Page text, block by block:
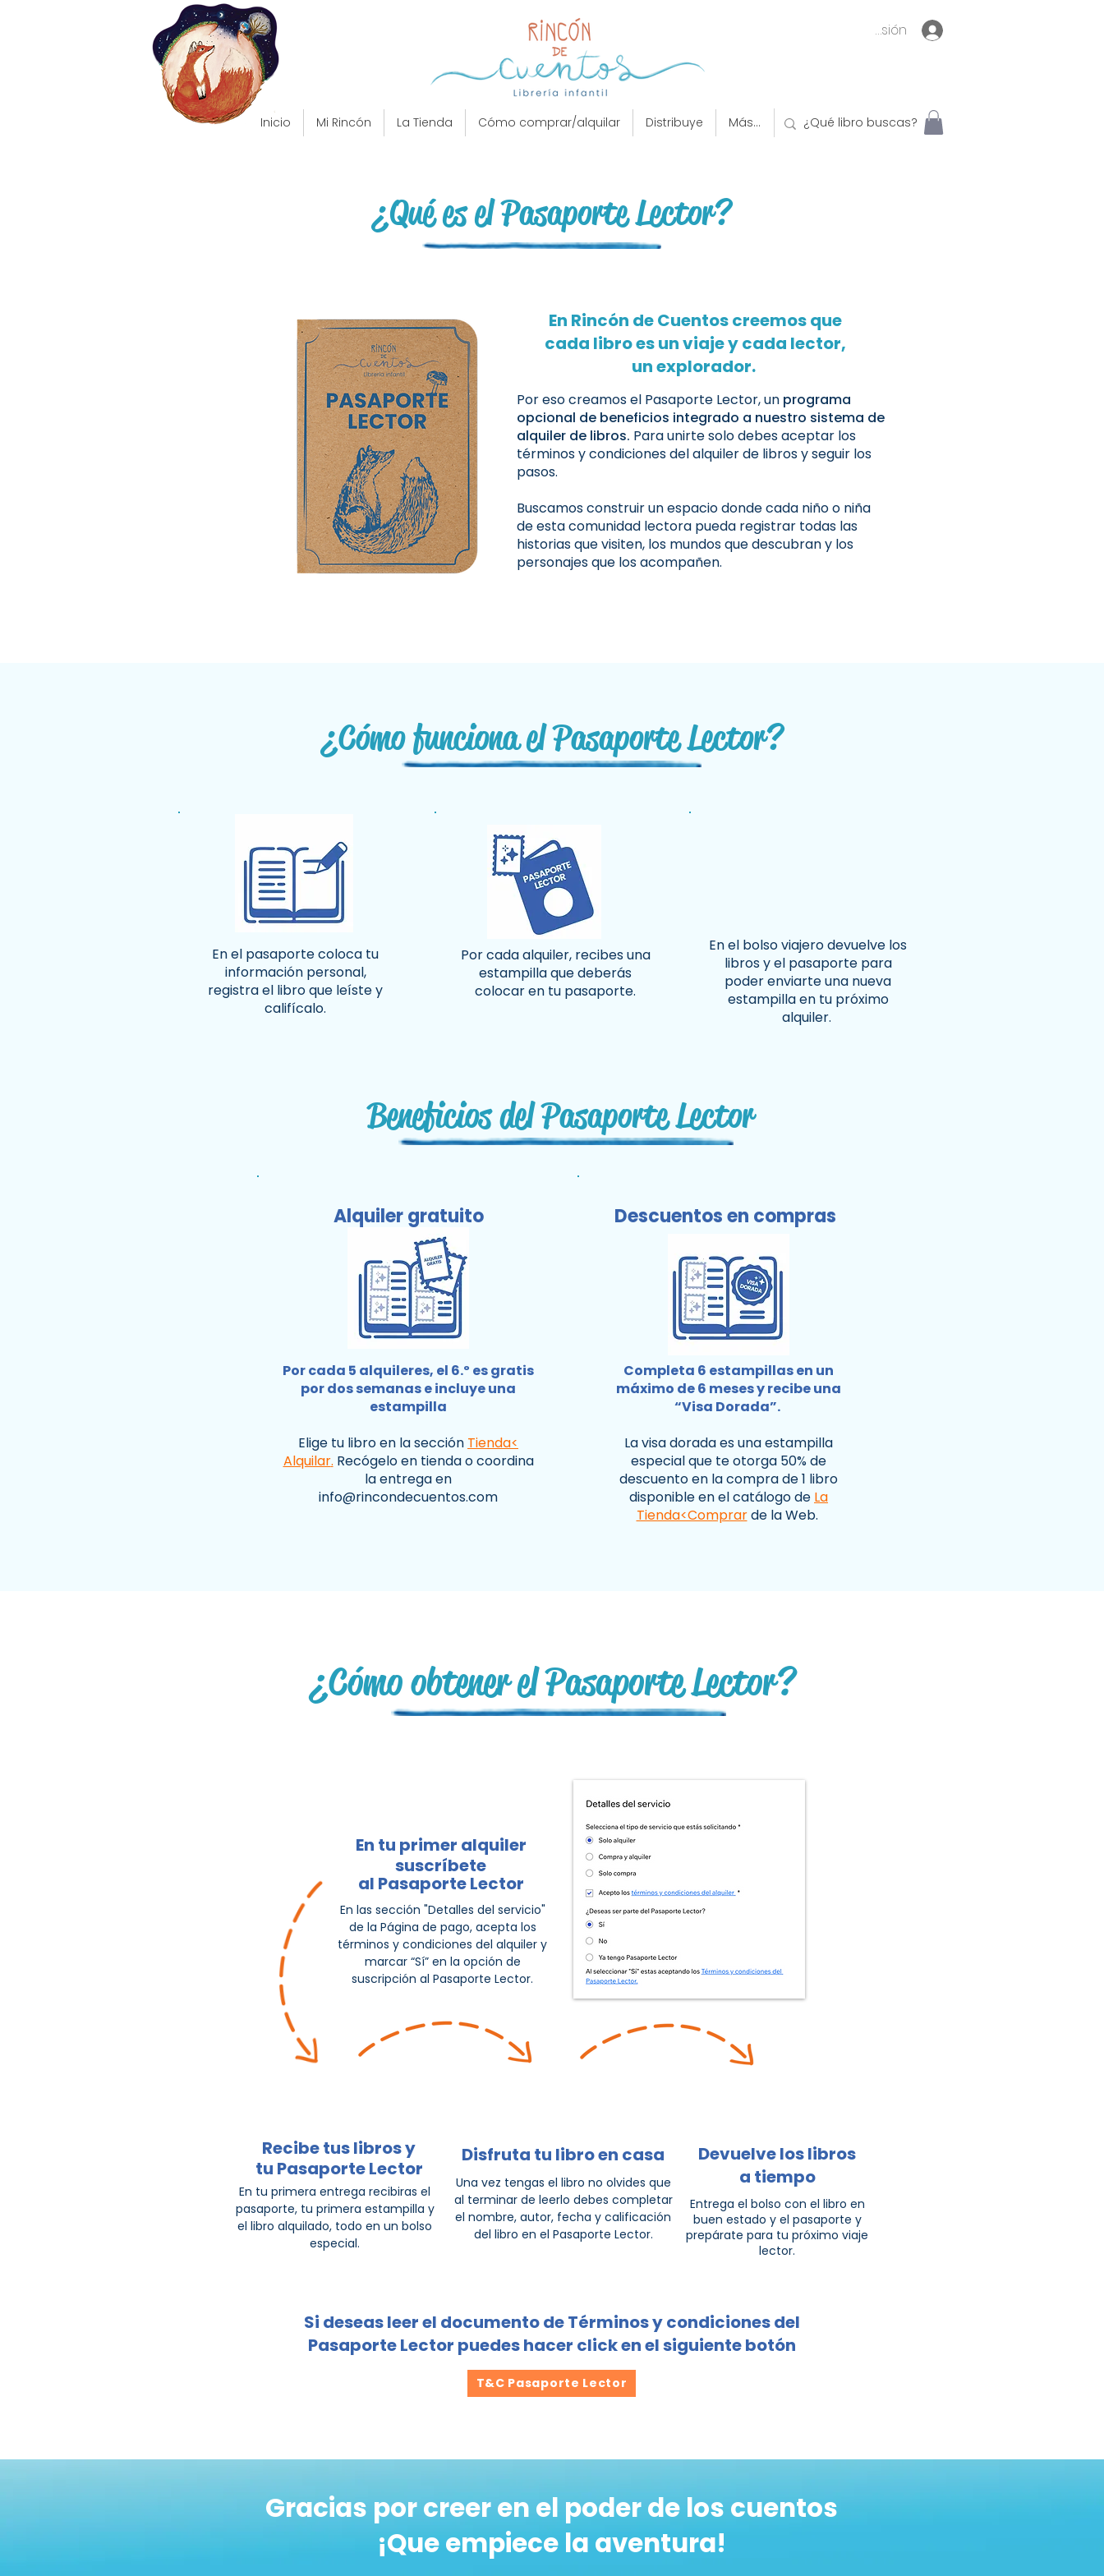
Inicia sesión
Inicio Mi Rincón La Tienda Cómo comprar/alquilar Distribuye Más...
¿Qué es el Pasaporte Lector?
​En Rincón de Cuentos creemos que
cada libro es un viaje y cada lector,
un explorador.
Por eso creamos el Pasaporte Lector, un programa
opcional de beneficios integrado a nuestro sistema de
alquiler de libros. Para unirte solo debesaceptar los
términos y condiciones del alquiler de libros y seguir los
pasos.
Buscamos construir un espacio donde cada niño o niña
de esta comunidad lectora pueda registrar todas las
historias que visiten, los mundos que descubran y los
personajes que los acompañen.
¿Cómo funciona el Pasaporte Lector?
En el pasaporte coloca tu
información personal,
registra el libro que leíste y
califícalo.
Por cada alquiler, recibes una
estampilla que deberás
colocar en tu pasaporte.
PASAPORT
E
LECTOR
En el bolso viajero devuelve los
libros y el pasaporte para
poder enviarte una nueva
estampilla en tu próximo
alquiler.
Beneficios del Pasaporte Lector
Alquiler gratuito
Por cada 5 alquileres, el 6.º es gratis
por dos semanas e incluye una
estampilla
Elige tu libro en la sección Tienda<
Alquilar. Recógelo en tienda o coordina
la entrega en
info@rincondecuentos.com
Descuentos en compras
Completa 6 estampillas en un
máximo de 6 meses y recibe una
“Visa Dorada”.
La visa dorada es una estampilla
especial que te otorga 50% de
descuento en la compra de 1 libro
disponible en el catálogo de La
Tienda<Comprarde la Web. ​
¿Cómo obtener el Pasaporte Lector?
PASAPORTE
LE
C
Recibe tus libros y
tu Pasaporte Lector
En tu primera entrega recibiras el
pasaporte, tu primera estampilla y
el libro alquilado, todo en un bolso
especial.
Disfruta tu libro en casa
Una vez tengas el libro no olvides que
al terminar de leerlo debes completar
el nombre, autor, fecha y calificación
del libro en el Pasaporte Lector.
Devuelve los libros
a tiempo
Entrega el bolso con el libro en
buen estado y el pasaporte y
prepárate para tu próximo viaje
lector.
En tu primer alquiler
suscríbete
al Pasaporte Lector
En las sección "Detalles del servicio"
de la Página de pago, acepta los
términos y condiciones del alquiler y
marcar “Sí” en la opción de
suscripción al Pasaporte Lector.
Si deseas leer el documento de Términos y condiciones del
Pasaporte Lector puedes hacer click en el siguiente botón
T&C Pasaporte Lector
Gracias por creer en el poder de los cuentos
¡Que empiece la aventura!